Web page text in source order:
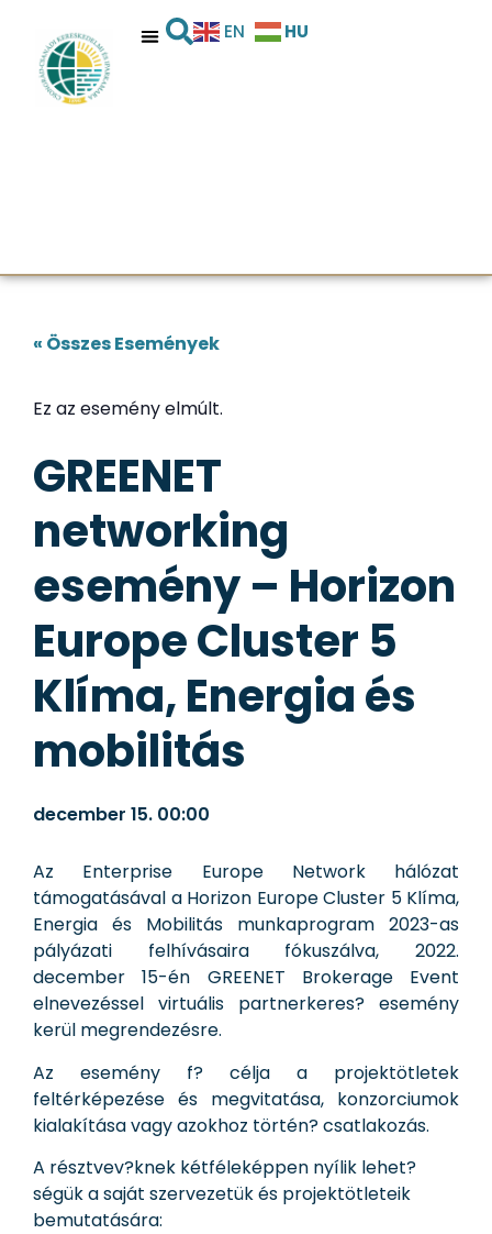
EN HU
« Összes Események
Ez az esemény elmúlt.
GREENET
networking
esemény – Horizon
Europe Cluster 5
Klíma, Energia és
mobilitás
december 15. 00:00
Az Enterprise Europe Network hálózat
támogatásával a Horizon Europe Cluster 5 Klíma,
Energia és Mobilitás munkaprogram 2023-as
pályázati felhívásaira fókuszálva, 2022.
december 15-én GREENET Brokerage Event
elnevezéssel virtuális partnerkeres? esemény
kerül megrendezésre.
Az esemény f? célja a projektötletek
feltérképezése és megvitatása, konzorciumok
kialakítása vagy azokhoz történ? csatlakozás.
A résztvev?knek kétféleképpen nyílik lehet?
ségük a saját szervezetük és projektötleteik
bemutatására: